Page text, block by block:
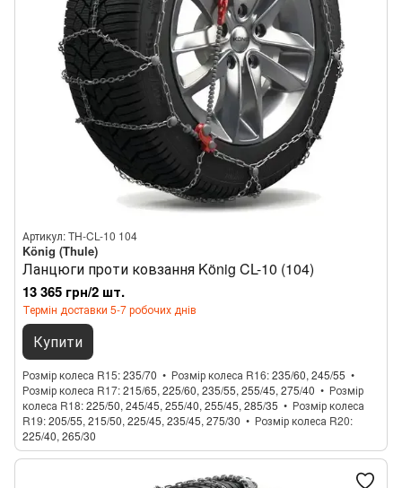
Артикул: TH-CL-10 104
König (Thule)
Ланцюги проти ковзання König CL-10 (104)
13 365 грн/2 шт.
Термін доставки 5-7 робочих днів
Купити
Розмір колеса R15 235/70 Розмір колеса R16 235/60, 245/55
Розмір колеса R17 215/65, 225/60, 235/55, 255/45, 275/40
Розмір
колеса R18 225/50, 245/45, 255/40, 255/45, 285/35
Розмір колеса
R19 205/55, 215/50, 225/45, 235/45, 275/30
Розмір колеса R20
225/40, 265/30